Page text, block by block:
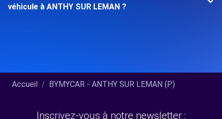
véhicule à ANTHY SUR LEMAN ?
Accueil BYMYCAR - ANTHY SUR LEMAN (P)
Inscrivez-vous à notre newsletter :